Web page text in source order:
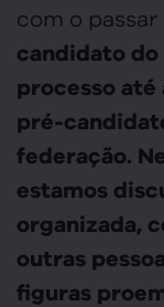
com o
candidato do
processo até
pré-
federação.
estamos
organizada,
outras
figuras